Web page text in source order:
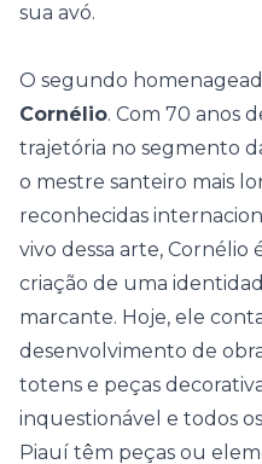
sua avó.
O segundo
Cornélio. Com 70 anos
trajetória no segmento
o mestre santeiro mais
reconhecidas
vivo dessa arte, Cornélio
criação de uma
marcante. Hoje, ele
desenvolvimento de
totens e peças
inquestionável e todos
Piauí têm peças ou